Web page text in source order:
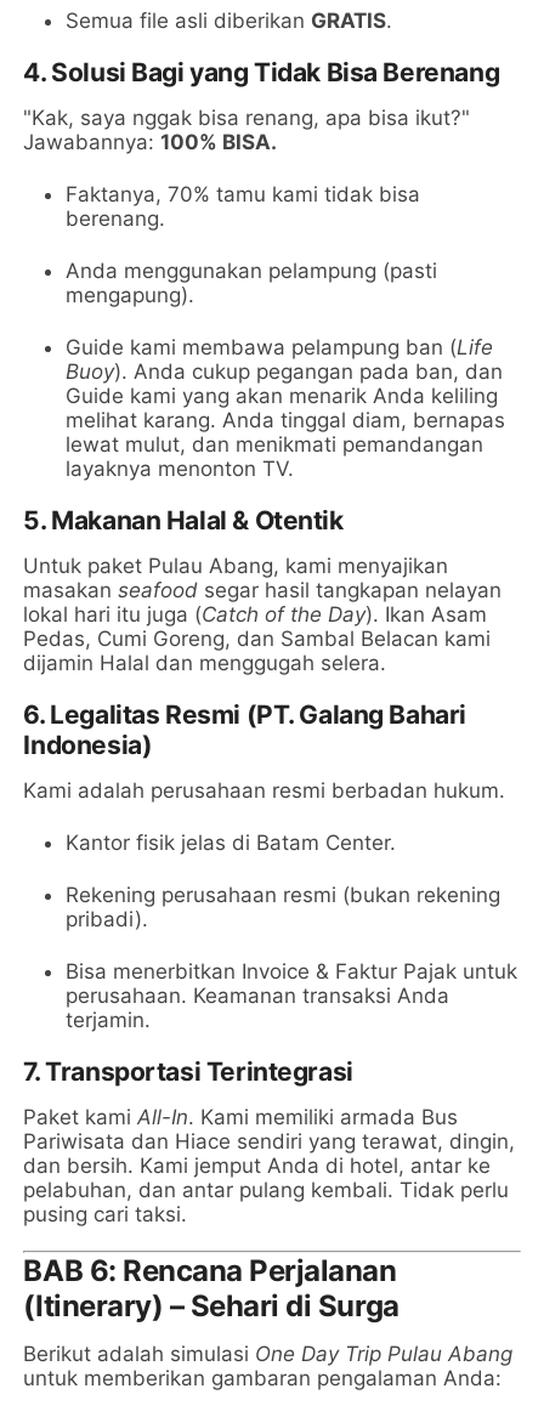
Semua file asli diberikan GRATIS.
4. Solusi Bagi yang Tidak Bisa Berenang
"Kak, saya nggak bisa renang, apa bisa ikut?"
Jawabannya:100% BISA.
Faktanya, 70% tamu kami tidak bisa
berenang.
Anda menggunakan pelampung (pasti
mengapung).
Guide kami membawa pelampung ban (Life
Buoy). Anda cukup pegangan pada ban, dan
Guide kami yang akan menarik Anda keliling
melihat karang. Anda tinggal diam, bernapas
lewat mulut, dan menikmati pemandangan
layaknya menonton TV.
5. Makanan Halal & Otentik
Untuk paket Pulau Abang, kami menyajikan
masakanseafood segar hasil tangkapan nelayan
lokal hari itu juga (Catch of the Day). Ikan Asam
Pedas, Cumi Goreng, dan Sambal Belacan kami
dijamin Halal dan menggugah selera.
6. Legalitas Resmi (PT. Galang Bahari
Indonesia)
Kami adalah perusahaan resmi berbadan hukum.
Kantor fisik jelas di Batam Center.
Rekening perusahaan resmi (bukan rekening
pribadi).
Bisa menerbitkan Invoice & Faktur Pajak untuk
perusahaan. Keamanan transaksi Anda
terjamin.
7. Transportasi Terintegrasi
Paket kamiAll-In. Kami memiliki armada Bus
Pariwisata dan Hiace sendiri yang terawat, dingin,
dan bersih. Kami jemput Anda di hotel, antar ke
pelabuhan, dan antar pulang kembali. Tidak perlu
pusing cari taksi.
BAB 6: Rencana Perjalanan
(Itinerary) – Sehari di Surga
Berikut adalah simulasi One Day Trip Pulau Abang
untuk memberikan gambaran pengalaman Anda: